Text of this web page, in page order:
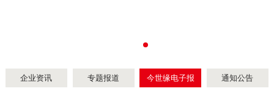
企业资讯 专题报道 今世缘电子报 通知公告